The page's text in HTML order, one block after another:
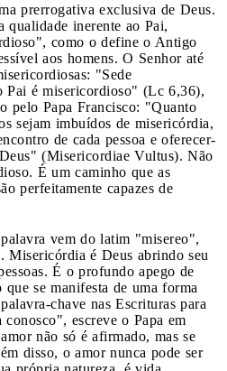
prerrogativa exclusiva de Deus.
qualidade inerente ao Pai,
como o define o Antigo
aos homens. O Senhor até
"Sede
Pai é misericordioso" (Lc 6,36),
pelo Papa Francisco: "Quanto
sejam imbuídos de misericórdia,
de cada pessoa e oferecer-
(Misericordiae Vultus). Não
É um caminho que as
perfeitamente capazes de
vem do latim "misereo",
Misericórdia é Deus abrindo seu
É o profundo apego de
que se manifesta de uma forma
chave nas Escrituras para
escreve o Papa em
não só é afirmado, mas se
disso, o amor nunca pode ser